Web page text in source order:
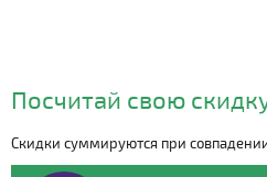
Видео о
Посчитай свою
Скидки суммируются при